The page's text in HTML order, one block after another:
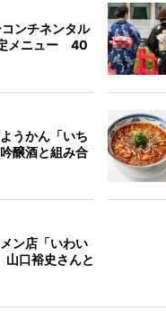
ンチネンタル
メニュー 40
うかん「いち
醸酒と組み合
ン店「いわい
口裕史さんと